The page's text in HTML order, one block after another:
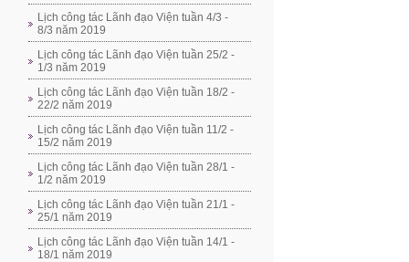
Lịch công tác Lãnh đạo Viện tuần 4/3 -
8/3 năm 2019
Lịch công tác Lãnh đạo Viện tuần 25/2 -
1/3 năm 2019
Lịch công tác Lãnh đạo Viện tuần 18/2 -
22/2 năm 2019
Lịch công tác Lãnh đạo Viện tuần 11/2 -
15/2 năm 2019
Lịch công tác Lãnh đạo Viện tuần 28/1 -
1/2 năm 2019
Lịch công tác Lãnh đạo Viện tuần 21/1 -
25/1 năm 2019
Lịch công tác Lãnh đạo Viện tuần 14/1 -
18/1 năm 2019